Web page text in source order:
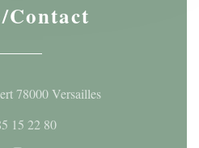
Contact
78000 Versailles((ouvre une
15 22 80